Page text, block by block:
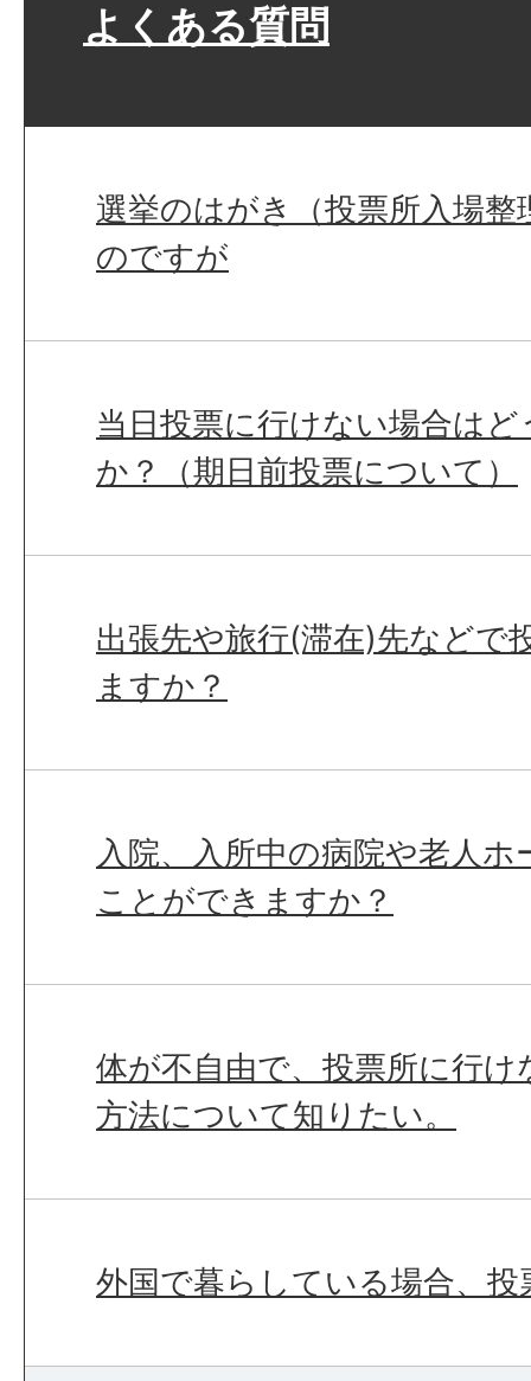
よくある質問
選挙のはがき（投票所入場
のですが
当日投票に行けない場合は
か？（期日前投票について）
出張先や旅行(滞在)先などで
ますか？
入院、入所中の病院や老人
ことができますか？
体が不自由で、投票所に行
方法について知りたい。
外国で暮らしている場合、